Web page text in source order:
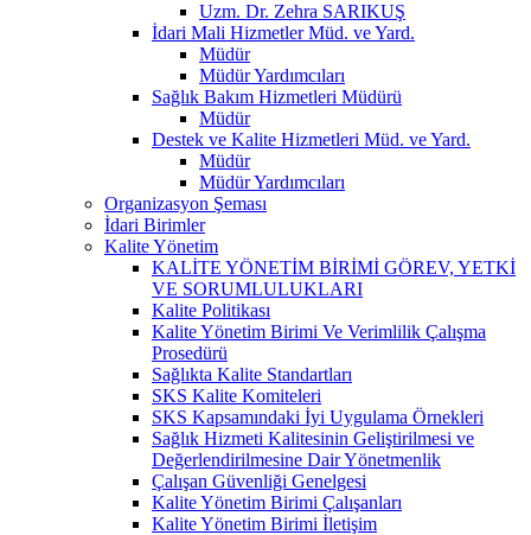
Uzm. Dr. Zehra SARIKUŞ
İdari Mali Hizmetler Müd. ve Yard.
Müdür
Müdür Yardımcıları
Sağlık Bakım Hizmetleri Müdürü
Müdür
Destek ve Kalite Hizmetleri Müd. ve Yard.
Müdür
Müdür Yardımcıları
Organizasyon Şeması
İdari Birimler
Kalite Yönetim
KALİTE YÖNETİM BİRİMİ GÖREV, YETKİ
VE SORUMLULUKLARI
Kalite Politikası
Kalite Yönetim Birimi Ve Verimlilik Çalışma
Prosedürü
Sağlıkta Kalite Standartları
SKS Kalite Komiteleri
SKS Kapsamındaki İyi Uygulama Örnekleri
Sağlık Hizmeti Kalitesinin Geliştirilmesi ve
Değerlendirilmesine Dair Yönetmenlik
Çalışan Güvenliği Genelgesi
Kalite Yönetim Birimi Çalışanları
Kalite Yönetim Birimi İletişim